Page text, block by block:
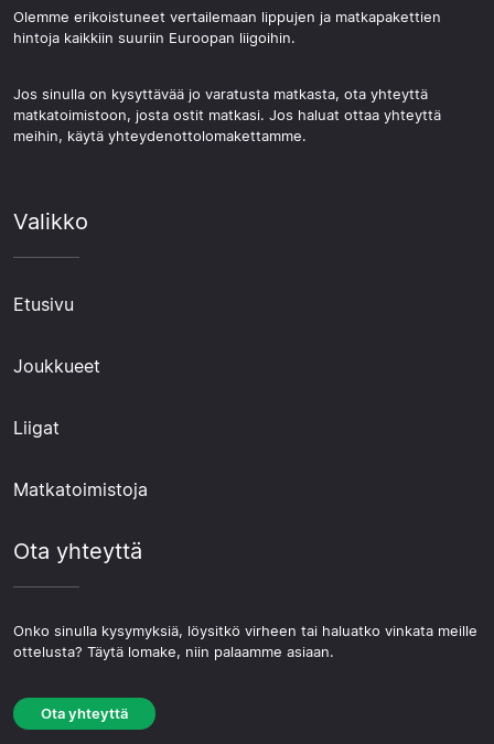
Olemme erikoistuneet vertailemaan lippujen ja matkapakettien
hintoja kaikkiin suuriin Euroopan liigoihin.
Jos sinulla on kysyttävää jo varatusta matkasta, ota yhteyttä
matkatoimistoon, josta ostit matkasi. Jos haluat ottaa yhteyttä
meihin, käytä yhteydenottolomakettamme.
Valikko
Etusivu
Joukkueet
Liigat
Matkatoimistoja
Ota yhteyttä
Onko sinulla kysymyksiä, löysitkö virheen tai haluatko vinkata meille
ottelusta? Täytä lomake, niin palaamme asiaan.
Ota yhteyttä